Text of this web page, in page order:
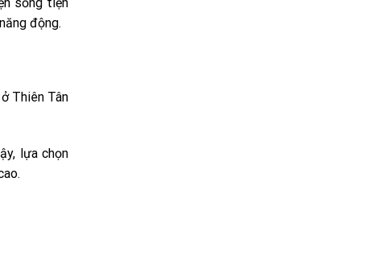
động.
Thiên Tân
lựa chọn